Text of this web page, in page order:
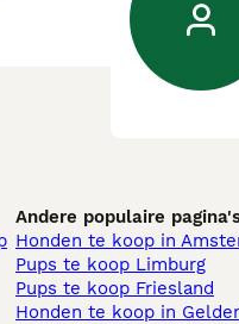
Andere populaire
Honden te koop in
Pups te koop Limburg​
Pups te koop Friesland​
Honden te koop in